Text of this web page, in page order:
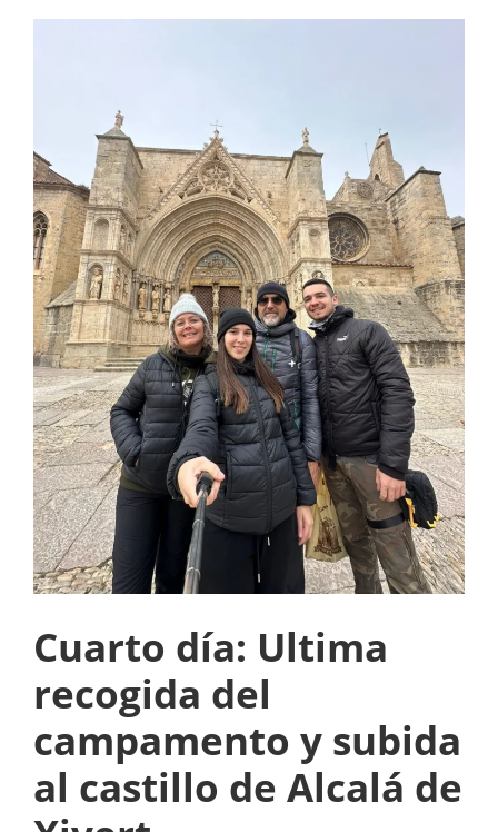
Cuarto día: Ultima
recogida del
campamento y subida
al castillo de Alcalá de